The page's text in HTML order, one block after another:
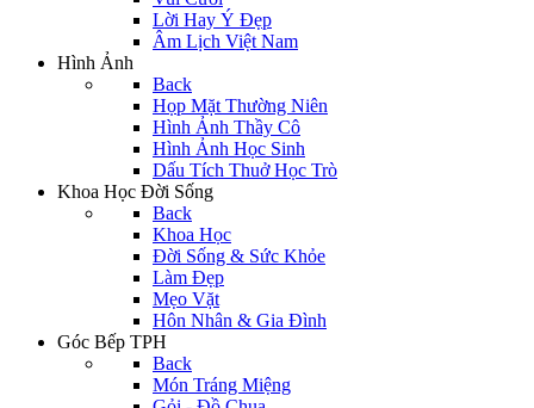
Lời Hay Ý Đẹp
Âm Lịch Việt Nam
Hình Ảnh
Back
Họp Mặt Thường Niên
Hình Ảnh Thầy Cô
Hình Ảnh Học Sinh
Dấu Tích Thuở Học Trò
Khoa Học Đời Sống
Back
Khoa Học
Đời Sống & Sức Khỏe
Làm Đẹp
Mẹo Vặt
Hôn Nhân & Gia Đình
Góc Bếp TPH
Back
Món Tráng Miệng